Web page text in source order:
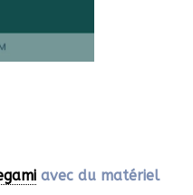
la pression. J’ai
pour le